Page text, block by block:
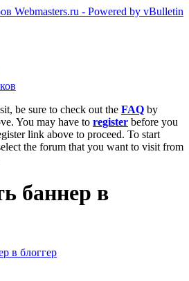
be sure to check out the FAQ by
You may have to register before you
link above to proceed. To start
the forum that you want to visit from
баннер в
в блоггер